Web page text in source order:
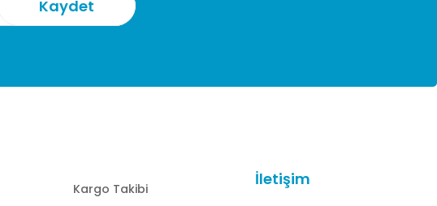
Kargo Takibi
İletişim